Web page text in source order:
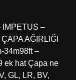
IMPETUS –
AĞIRLIĞI
34m98ft –
ek hat Çapa ne
GL, LR, BV,